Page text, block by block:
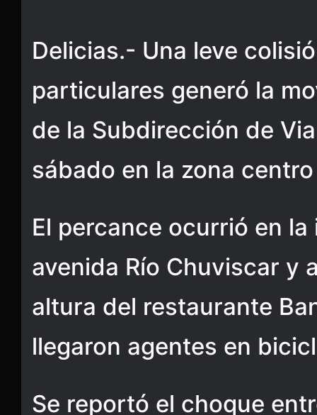
Delicias.- Una leve
particulares generó la
de la Subdirección de
sábado en la zona
El percance ocurrió en
avenida Río Chuviscar y
altura del restaurante
llegaron agentes en
Se reportó el choque